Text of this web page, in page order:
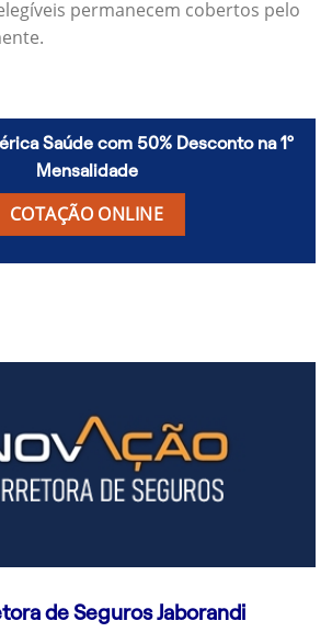
permanecem cobertos pelo
Saúde com 50% Desconto na 1º
Mensalidade
COTAÇÃO ONLINE
de Seguros Jaborandi